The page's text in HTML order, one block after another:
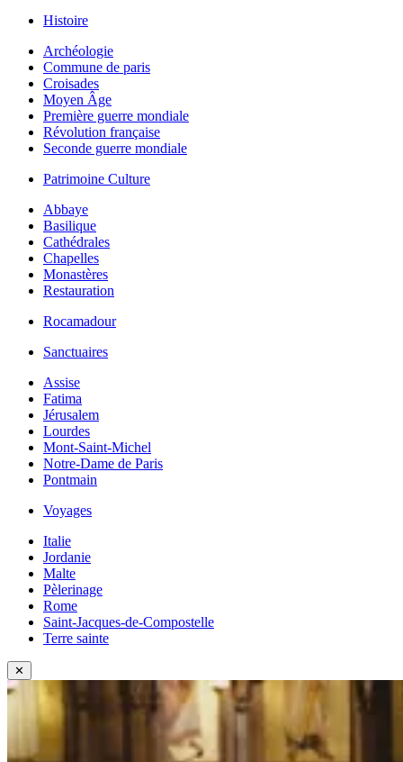
Histoire
Archéologie
Commune de paris
Croisades
Moyen Âge
Première guerre mondiale
Révolution française
Seconde guerre mondiale
Patrimoine Culture
Abbaye
Basilique
Cathédrales
Chapelles
Monastères
Restauration
Rocamadour
Sanctuaires
Assise
Fatima
Jérusalem
Lourdes
Mont-Saint-Michel
Notre-Dame de Paris
Pontmain
Voyages
Italie
Jordanie
Malte
Pèlerinage
Rome
Saint-Jacques-de-Compostelle
Terre sainte
✕